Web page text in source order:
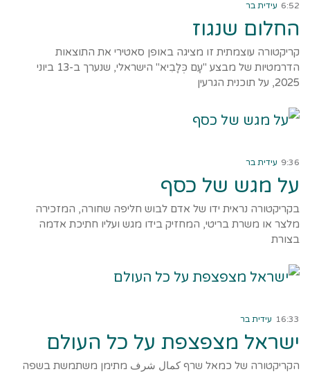
6:52 עידית בר
החלום שנגוז
קריקטורה עוצמתית זו מציגה באופן סאטירי את התוצאות
הדרמטיות של מבצע "עָם כְּלָבִיא" הישראלי, שנערך ב-13 ביוני
2025, על תוכנית הגרעין
9:36 עידית בר
על מגש של כסף
בקריקטורה נראית ידו של אדם לבוש חליפה שחורה, המזכירה
מלצר או משרת בריטי, המחזיק בידו מגש ועליו חתיכת אדמה
בצורת
16:33 עידית בר
ישראל מצפצפת על כל העולם
הקריקטורה של כמאל שרף كمال شرف מתימן משתמשת בשפה